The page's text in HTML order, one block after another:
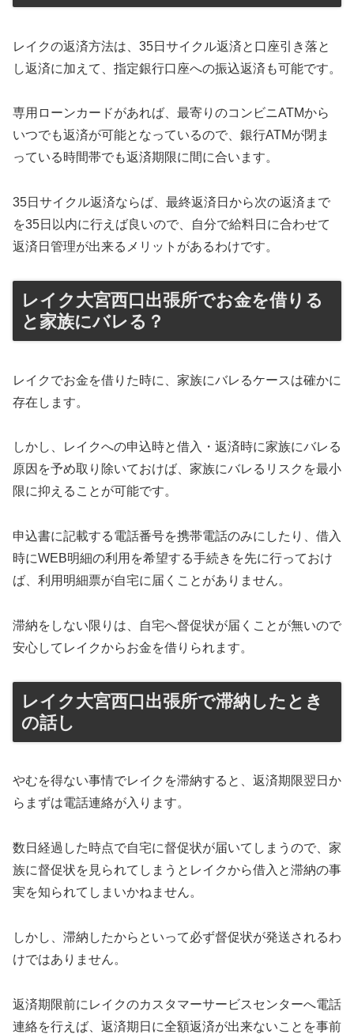
レイクの返済方法は、35日サイクル返済と口座引き落と
し返済に加えて、指定銀行口座への振込返済も可能です。
専用ローンカードがあれば、最寄りのコンビニATMから
いつでも返済が可能となっているので、銀行ATMが閉ま
っている時間帯でも返済期限に間に合います。
35日サイクル返済ならば、最終返済日から次の返済まで
を35日以内に行えば良いので、自分で給料日に合わせて
返済日管理が出来るメリットがあるわけです。
レイク大宮西口出張所でお金を借りる
と家族にバレる？
レイクでお金を借りた時に、家族にバレるケースは確かに
存在します。
しかし、レイクへの申込時と借入・返済時に家族にバレる
原因を予め取り除いておけば、家族にバレるリスクを最小
限に抑えることが可能です。
申込書に記載する電話番号を携帯電話のみにしたり、借入
時にWEB明細の利用を希望する手続きを先に行っておけ
ば、利用明細票が自宅に届くことがありません。
滞納をしない限りは、自宅へ督促状が届くことが無いので
安心してレイクからお金を借りられます。
レイク大宮西口出張所で滞納したとき
の話し
やむを得ない事情でレイクを滞納すると、返済期限翌日か
らまずは電話連絡が入ります。
数日経過した時点で自宅に督促状が届いてしまうので、家
族に督促状を見られてしまうとレイクから借入と滞納の事
実を知られてしまいかねません。
しかし、滞納したからといって必ず督促状が発送されるわ
けではありません。
返済期限前にレイクのカスタマーサービスセンターへ電話
連絡を行えば、返済期日に全額返済が出来ないことを事前